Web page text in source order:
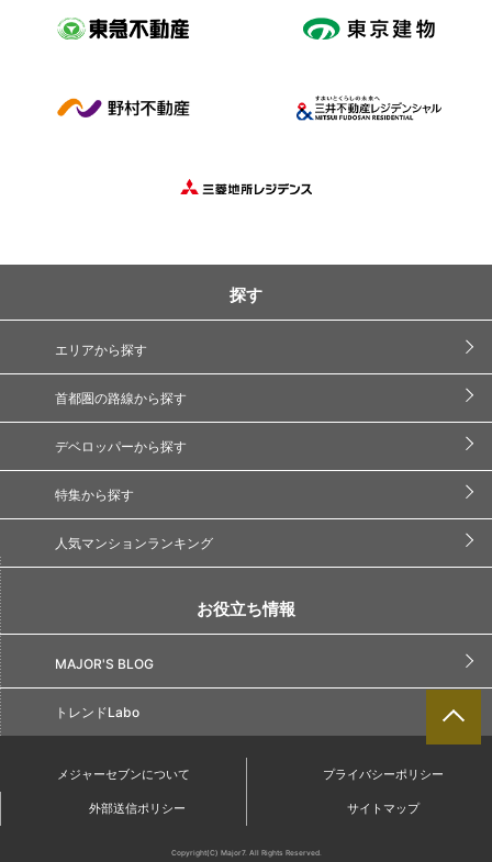
探す
エリアから探す
首都圏の路線から探す
デベロッパーから探す
特集から探す
人気マンションランキング
お役立ち情報
MAJOR'S BLOG
トレンドLabo
メジャーセブンについて プライバシーポリシー
外部送信ポリシー サイトマップ
Copyright(C) Major7. All Rights Reserved.